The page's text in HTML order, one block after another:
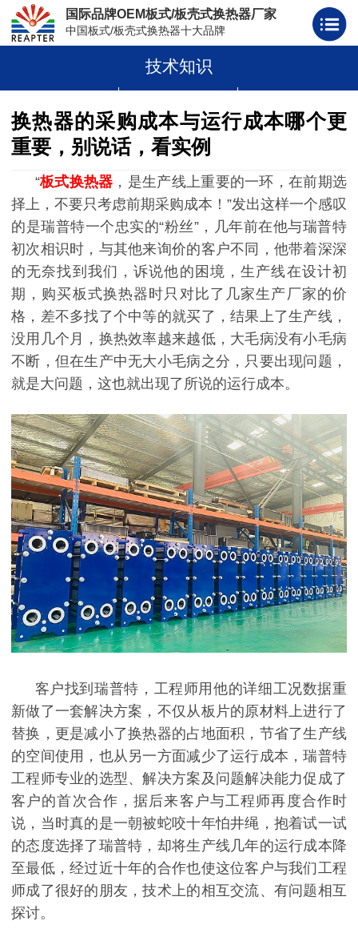
国际品牌OEM板式/板壳式换热器厂家
中国板式/板壳式换热器十大品牌
板壳式换热器
技术知识
换热器的采购成本与运行成本哪个更
重要，别说话，看实例
“板式换热器 ，是生产线上重要的一环，在前期选
择上，不要只考虑前期采购成本！”发出这样一个感叹
的是瑞普特一个忠实的“粉丝”，几年前在他与瑞普特
初次相识时，与其他来询价的客户不同，他带着深深
的无奈找到我们，诉说他的困境，生产线在设计初
期，购买板式换热器时只对比了几家生产厂家的价
格，差不多找了个中等的就买了，结果上了生产线，
没用几个月，换热效率越来越低，大毛病没有小毛病
不断，但在生产中无大小毛病之分，只要出现问题，
就是大问题，这也就出现了所说的运行成本。
客户找到瑞普特，工程师用他的详细工况数据重
新做了一套解决方案，不仅从板片的原材料上进行了
替换，更是减小了换热器的占地面积，节省了生产线
的空间使用，也从另一方面减少了运行成本，瑞普特
工程师专业的选型、解决方案及问题解决能力促成了
客户的首次合作，据后来客户与工程师再度合作时
说，当时真的是一朝被蛇咬十年怕井绳，抱着试一试
的态度选择了瑞普特，却将生产线几年的运行成本降
至最低，经过近十年的合作也使这位客户与我们工程
师成了很好的朋友，技术上的相互交流、有问题相互
探讨。